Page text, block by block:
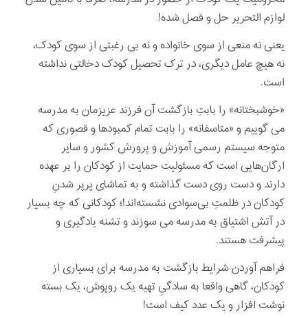
لوازم التحریر حل و فصل شده!
یعنی نه منعی از سوی خانواده و نه بی رغبتی از سوی کودک،
نه هیچ عامل دیگری، در ترک تحصیل کودک دخالتی نداشته
است.
«خوشبختانه» را بابتِ بازگشت آن فرزند عزیزمان به مدرسه
می گوییم و «متاسفانه» را بابت تمام کمبودها و قصوری که
متوجه سیستم رسمی آموزش و پرورش کشور و سایر
ارگان‌هایی است که مسئولیت حمایت از کودکان را بر عهده
دارند و دست روی دست گذاشته و به تماشای پرپر شدنِ
کودکان در ظلمتِ بی‌سوادی نشسته‌اند!؛ کودکانی که چه بسیار
در آتش اشتیاق به مدرسه می سوزند و تشنه یادگیری و
پیشرفت‌ هستند.
فراهم آوردن شرایط بازگشت به مدرسه برای بسیاری از
کودکان، گاهی واقعا به سادگیِ تهیه یک روپوش، یک بسته
نوشت افزار و یک عدد کیف است!